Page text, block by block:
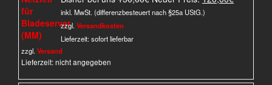
Preis
inkl. MwSt. (differenzbesteuert nach §25a UStG.)
zzgl.Versandkosten
Lieferzeit:sofort lieferbar
zzgl.Versand
Lieferzeit: nicht angegeben